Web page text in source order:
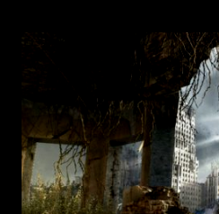
VIDEOGIOCHI
IN
DAL
24
AL
30
AGOSTO